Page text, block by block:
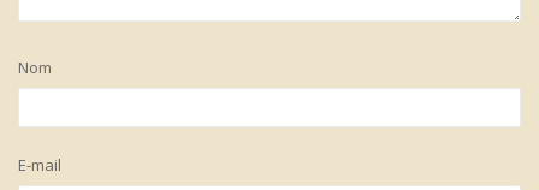
Nom
E-mail